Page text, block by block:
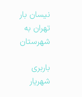
نیسان بار
تهران به
شهرستان
باربری
شهریار